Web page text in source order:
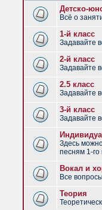
Детско-
Всё о
1-й класс
Задавайте
2-й класс
Задавайте
2.5 класс
Задавайте
3-й класс
Задавайте
Здесь
песням 1-го
Вокал и
Все
Теория